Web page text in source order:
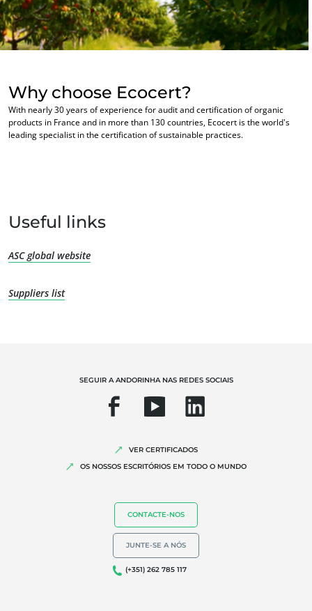
Qualidade e segurança alimentar
Why choose Ecocert?
With nearly 30 years of experience for audit and certification of organic
products in France and in more than 130 countries, Ecocert is the world's
leading specialist in the certification of sustainable practices.
Useful links
ASC global website
Suppliers list
SEGUIR A ANDORINHA NAS REDES SOCIAIS
VER CERTIFICADOS
OS NOSSOS ESCRITÓRIOS EM TODO O MUNDO
CONTACTE-NOS
JUNTE-SE A NÓS
(+351) 262 785 117